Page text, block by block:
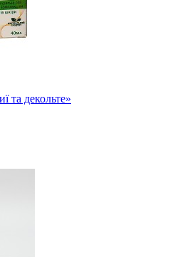
декольте»